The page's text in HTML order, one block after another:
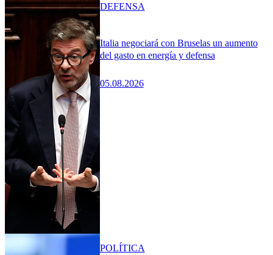
Italia negociará con Bruselas un aumento
del gasto en energía y defensa
05.08.2026
DEFENSA
POLÍTICA